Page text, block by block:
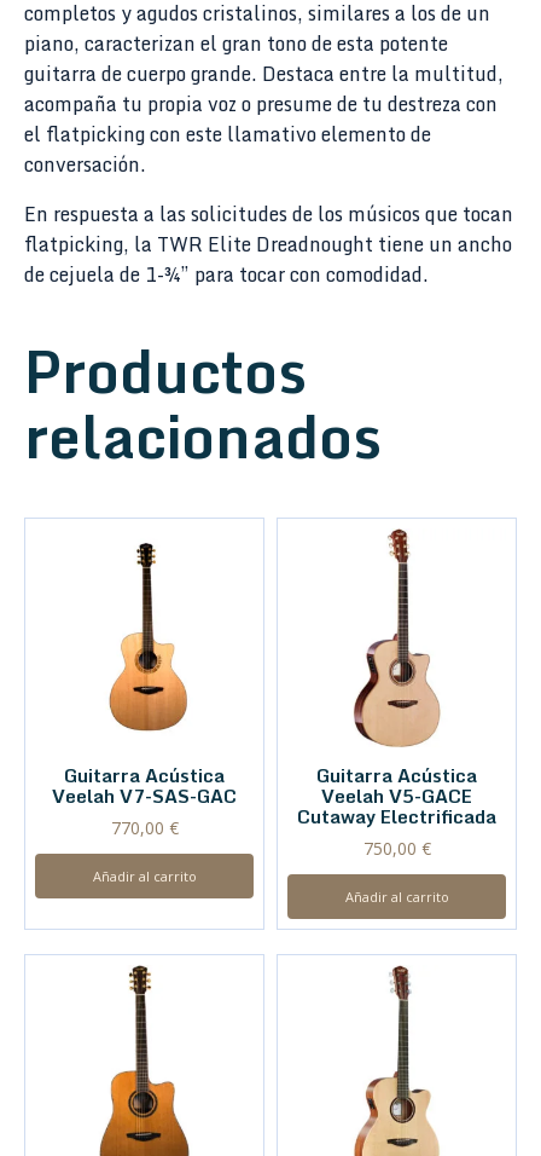
completos y agudos cristalinos, similares a los de un
piano, caracterizan el gran tono de esta potente
guitarra de cuerpo grande. Destaca entre la multitud,
acompaña tu propia voz o presume de tu destreza con
el flatpicking con este llamativo elemento de
conversación.
En respuesta a las solicitudes de los músicos que tocan
flatpicking, la TWR Elite Dreadnought tiene un ancho
de cejuela de 1-¾” para tocar con comodidad.
Productos
relacionados
Guitarra Acústica
Veelah V7-SAS-GAC
770,00 €
Añadir al carrito
Guitarra Acústica
Veelah V5-GACE
Cutaway Electrificada
750,00 €
Añadir al carrito